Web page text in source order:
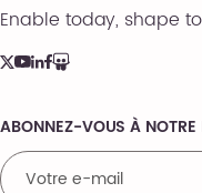
Enable today, shape
Comments
ABONNEZ-VOUS À NOTRE